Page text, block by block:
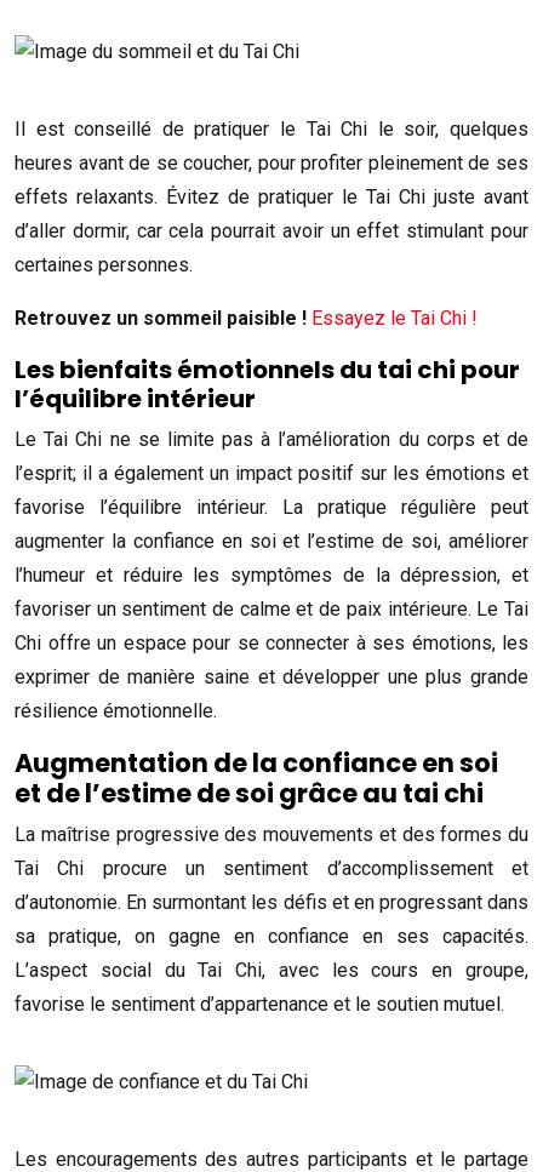
Il est conseillé de pratiquer le Tai Chi le soir, quelques
heures avant de se coucher, pour profiter pleinement de ses
effets relaxants. Évitez de pratiquer le Tai Chi juste avant
d’aller dormir, car cela pourrait avoir un effet stimulant pour
certaines personnes.
Retrouvez un sommeil paisible ! Essayez le Tai Chi !
Les bienfaits émotionnels du tai chi pour
l’équilibre intérieur
Le Tai Chi ne se limite pas à l’amélioration du corps et de
l’esprit; il a également un impact positif sur les émotions et
favorise l’équilibre intérieur. La pratique régulière peut
augmenter la confiance en soi et l’estime de soi, améliorer
l’humeur et réduire les symptômes de la dépression, et
favoriser un sentiment de calme et de paix intérieure. Le Tai
Chi offre un espace pour se connecter à ses émotions, les
exprimer de manière saine et développer une plus grande
résilience émotionnelle.
Augmentation de la confiance en soi
et de l’estime de soi grâce au tai chi
La maîtrise progressive des mouvements et des formes du
Tai Chi procure un sentiment d’accomplissement et
d’autonomie. En surmontant les défis et en progressant dans
sa pratique, on gagne en confiance en ses capacités.
L’aspect social du Tai Chi, avec les cours en groupe,
favorise le sentiment d’appartenance et le soutien mutuel.
Les encouragements des autres participants et le partage